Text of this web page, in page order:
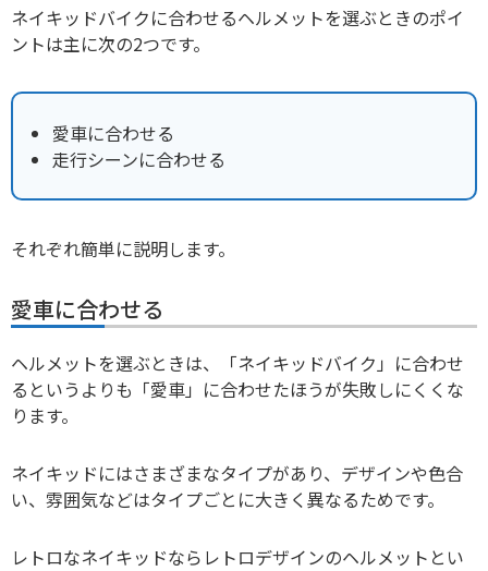
ネイキッドバイクに合わせるヘルメットを選ぶときのポイ
ントは主に次の2つです。
愛車に合わせる
走行シーンに合わせる
それぞれ簡単に説明します。
愛車に合わせる
ヘルメットを選ぶときは、「ネイキッドバイク」に合わせ
るというよりも「愛車」に合わせたほうが失敗しにくくな
ります。
ネイキッドにはさまざまなタイプがあり、デザインや色合
い、雰囲気などはタイプごとに大きく異なるためです。
レトロなネイキッドならレトロデザインのヘルメットとい